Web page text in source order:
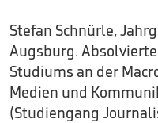
Stefan Schnürle,
Augsburg.
Studiums an der
Medien und
(Studiengang